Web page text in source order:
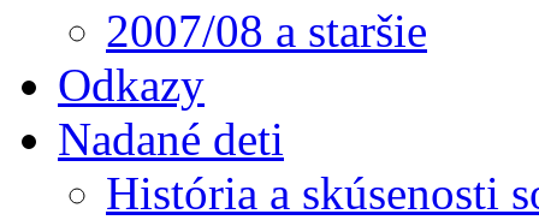
2007/08 a staršie
Odkazy
Nadané deti
História a skúsenosti